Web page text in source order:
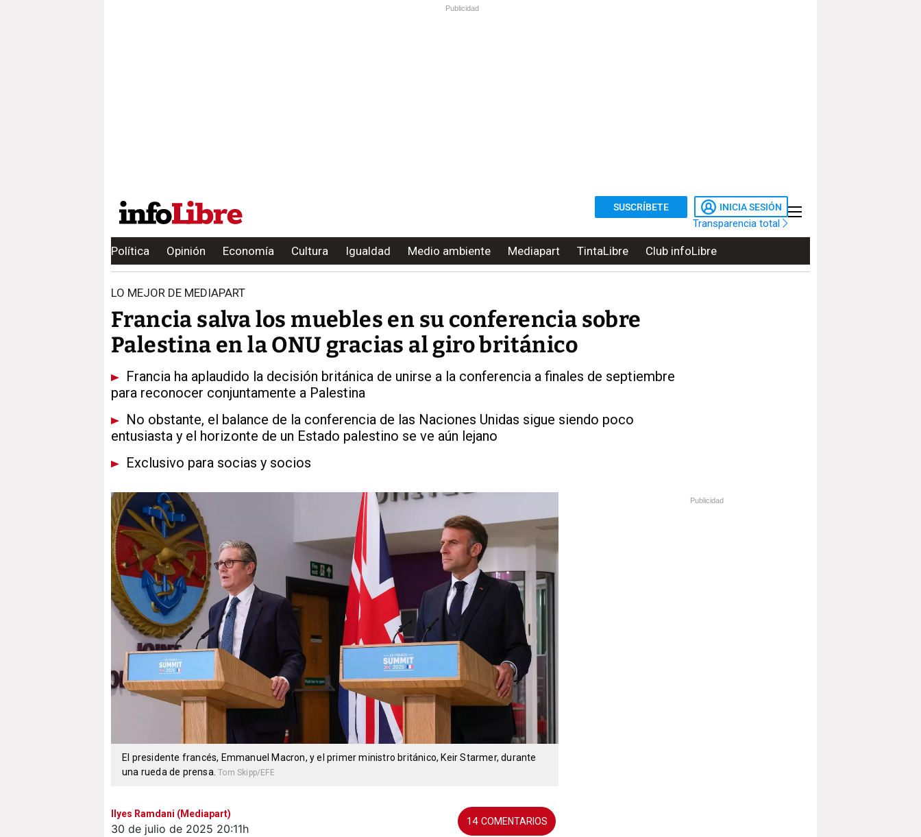
Publicidad
SUSCRÍBETE INICIA SESIÓN
Transparencia total
Política Opinión Economía Cultura Igualdad Medio ambiente Mediapart TintaLibre Club infoLibre
LO MEJOR DE MEDIAPART
Francia salva los muebles en su conferencia sobre
Palestina en la ONU gracias al giro británico
Francia ha aplaudido la decisión británica de unirse a la conferencia a finales de septiembre
para reconocer conjuntamente a Palestina
No obstante, el balance de la conferencia de las Naciones Unidas sigue siendo poco
entusiasta y el horizonte de un Estado palestino se ve aún lejano
Exclusivo para socias y socios
El presidente francés, Emmanuel Macron, y el primer ministro británico, Keir Starmer, durante
una rueda de prensa.Tom Skipp/EFE
Ilyes Ramdani (Mediapart)
30 de julio de 2025 20:11h
14
Publicidad